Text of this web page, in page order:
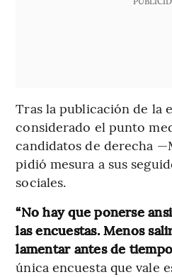
Tras la publicación de la
considerado el punto
candidatos de derecha
pidió mesura a sus
sociales.
“No hay que ponerse
las encuestas. Menos
lamentar antes de
única encuesta que vale